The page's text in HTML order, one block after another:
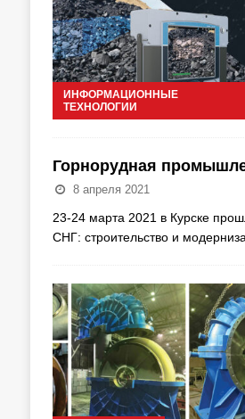
ИНФОРМАЦИОННЫЕ
ТЕХНОЛОГИИ
Горнорудная
8 апреля 2021
23-24 марта 2021 в Курске
СНГ: строительство и